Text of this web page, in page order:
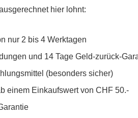
hier lohnt:
nur 2 bis 4 Werktagen
und 14 Tage Geld-zurück-
(besonders sicher)
einem Einkaufswert von CHF 50.-